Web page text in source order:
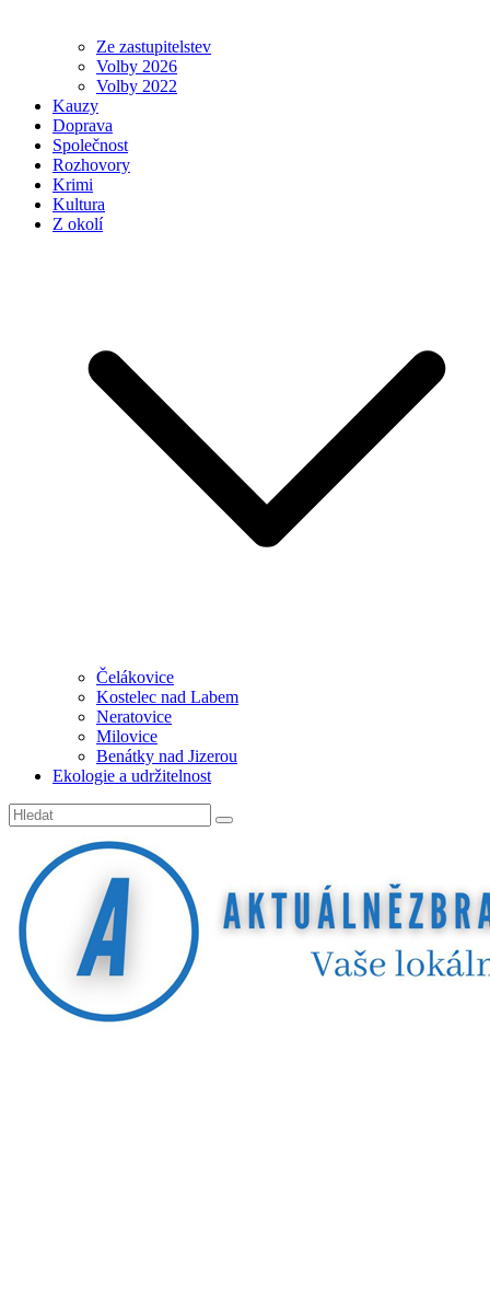
Ze zastupitelstev
Volby 2026
Volby 2022
Kauzy
Doprava
Společnost
Rozhovory
Krimi
Kultura
Z okolí
Čelákovice
Kostelec nad Labem
Neratovice
Milovice
Benátky nad Jizerou
Ekologie a udržitelnost